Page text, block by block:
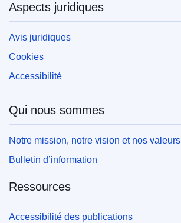
Aspects juridiques
Avis juridiques
Cookies
Accessibilité
Qui nous sommes
Notre mission, notre vision et nos valeurs
Bulletin d’information
Ressources
Accessibilité des publications